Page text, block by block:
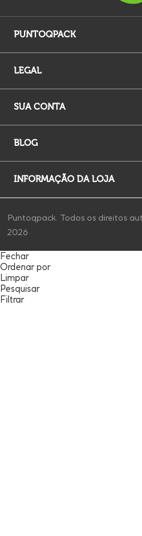
PUNTOQPACK
LEGAL
SUA CONTA
BLOG
INFORMAÇÃO DA LOJA
Puntoqpack. Todos os direitos
2026
Fechar
Ordenar por
Limpar
Pesquisar
Filtrar